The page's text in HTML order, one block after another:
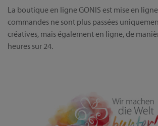
La boutique en ligne GONIS est mise en
commandes ne sont plus passées
créatives, mais également en ligne, de
heures sur 24.